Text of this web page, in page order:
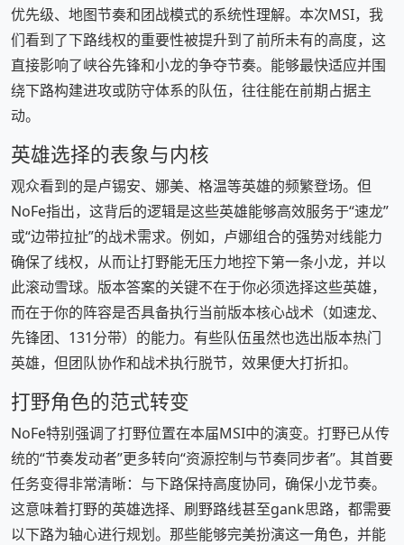
优先级、地图节奏和团战模式的系统性理解。本次MSI，我
们看到了下路线权的重要性被提升到了前所未有的高度，这
直接影响了峡谷先锋和小龙的争夺节奏。能够最快适应并围
绕下路构建进攻或防守体系的队伍，往往能在前期占据主
动。
英雄选择的表象与内核
观众看到的是卢锡安、娜美、格温等英雄的频繁登场。但
NoFe指出，这背后的逻辑是这些英雄能够高效服务于“速龙”
或“边带拉扯”的战术需求。例如，卢娜组合的强势对线能力
确保了线权，从而让打野能无压力地控下第一条小龙，并以
此滚动雪球。版本答案的关键不在于你必须选择这些英雄，
而在于你的阵容是否具备执行当前版本核心战术（如速龙、
先锋团、131分带）的能力。有些队伍虽然也选出版本热门
英雄，但团队协作和战术执行脱节，效果便大打折扣。
打野角色的范式转变
NoFe特别强调了打野位置在本届MSI中的演变。打野已从传
统的“节奏发动者”更多转向“资源控制与节奏同步者”。其首要
任务变得非常清晰：与下路保持高度协同，确保小龙节奏。
这意味着打野的英雄选择、刷野路线甚至gank思路，都需要
以下路为轴心进行规划。那些能够完美扮演这一角色，并能